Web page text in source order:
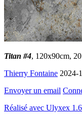
Titan #4, 120x90cm,
Thierry Fontaine 2024-
Envoyer un email
Réalisé avec Ulyxex